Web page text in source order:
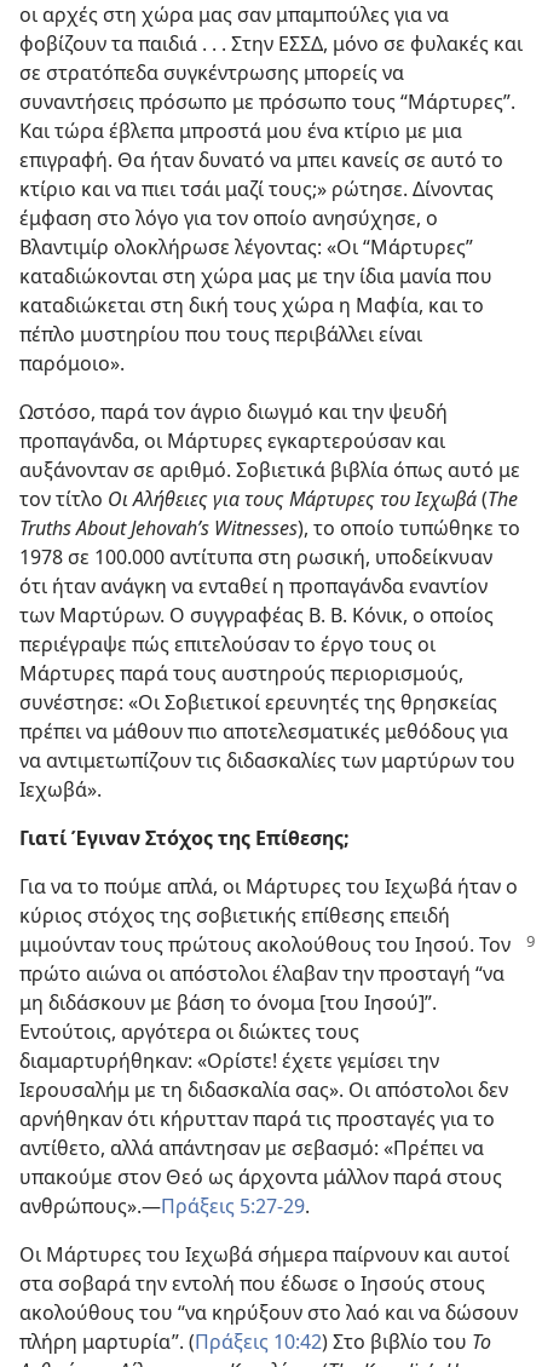
οι αρχές στη χώρα μας σαν μπαμπούλες για να
φοβίζουν τα παιδιά . . . Στην ΕΣΣΔ, μόνο σε φυλακές και
σε στρατόπεδα συγκέντρωσης μπορείς να
συναντήσεις πρόσωπο με πρόσωπο τους “Μάρτυρες”.
Και τώρα έβλεπα μπροστά μου ένα κτίριο με μια
επιγραφή. Θα ήταν δυνατό να μπει κανείς σε αυτό το
κτίριο και να πιει τσάι μαζί τους;» ρώτησε. Δίνοντας
έμφαση στο λόγο για τον οποίο ανησύχησε, ο
Βλαντιμίρ ολοκλήρωσε λέγοντας: «Οι “Μάρτυρες”
καταδιώκονται στη χώρα μας με την ίδια μανία που
καταδιώκεται στη δική τους χώρα η Μαφία, και το
πέπλο μυστηρίου που τους περιβάλλει είναι
παρόμοιο».
Ωστόσο, παρά τον άγριο διωγμό και την ψευδή
προπαγάνδα, οι Μάρτυρες εγκαρτερούσαν και
αυξάνονταν σε αριθμό. Σοβιετικά βιβλία όπως αυτό με
τον τίτλο Οι Αλήθειες για τους Μάρτυρες του Ιεχωβά(The
Truths About Jehovah’s Witnesses), το οποίο τυπώθηκε το
1978 σε 100.000 αντίτυπα στη ρωσική, υποδείκνυαν
ότι ήταν ανάγκη να ενταθεί η προπαγάνδα εναντίον
των Μαρτύρων. Ο συγγραφέας Β. Β. Κόνικ, ο οποίος
περιέγραψε πώς επιτελούσαν το έργο τους οι
Μάρτυρες παρά τους αυστηρούς περιορισμούς,
συνέστησε: «Οι Σοβιετικοί ερευνητές της θρησκείας
πρέπει να μάθουν πιο αποτελεσματικές μεθόδους για
να αντιμετωπίζουν τις διδασκαλίες των μαρτύρων του
Ιεχωβά».
Γιατί Έγιναν Στόχος της Επίθεσης;
Για να το πούμε απλά, οι Μάρτυρες του Ιεχωβά ήταν ο
κύριος στόχος της σοβιετικής επίθεσης επειδή
μιμούνταν τους πρώτους ακολούθους του Ιησού. Τον
πρώτο αιώνα οι απόστολοι έλαβαν την προσταγή “να
μη διδάσκουν με βάση το όνομα [του Ιησού]”.
Εντούτοις, αργότερα οι διώκτες τους
διαμαρτυρήθηκαν: «Ορίστε! έχετε γεμίσει την
Ιερουσαλήμ με τη διδασκαλία σας». Οι απόστολοι δεν
αρνήθηκαν ότι κήρυτταν παρά τις προσταγές για το
αντίθετο, αλλά απάντησαν με σεβασμό: «Πρέπει να
υπακούμε στον Θεό ως άρχοντα μάλλον παρά στους
ανθρώπους».​—Πράξεις 5:27-29.
Οι Μάρτυρες του Ιεχωβά σήμερα παίρνουν και αυτοί
στα σοβαρά την εντολή που έδωσε ο Ιησούς στους
ακολούθους του “να κηρύξουν στο λαό και να δώσουν
πλήρη μαρτυρία”. (Πράξεις 10:42) Στο βιβλίο του Το